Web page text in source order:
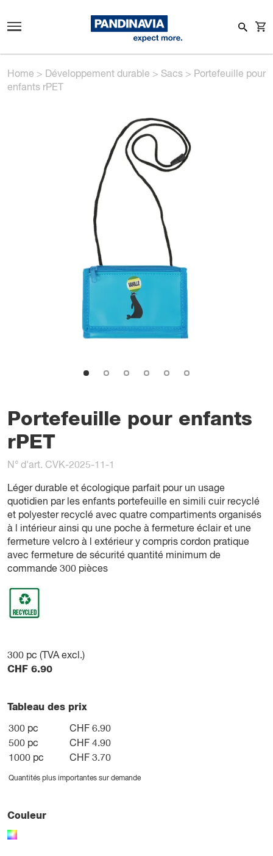
Home > Développement durable > Sacs > Portefeuille pour
enfants rPET
Portefeuille pour enfants
rPET
N° d'art. CVK-2025-11-1
Léger durable et écologique parfait pour un usage
quotidien par les enfants portefeuille en simili cuir recyclé
et polyester recyclé avec quatre compartiments organisés
à l intérieur ainsi qu une poche à fermeture éclair et une
fermeture velcro à l extérieur y compris cordon pratique
avec fermeture de sécurité quantité minimum de
commande 300 pièces
300 pc (TVA excl.)
CHF 6.90
Tableau des prix
300 pc
CHF 6.90
500 pc
CHF 4.90
1000 pc
CHF 3.70
Quantités plus importantes sur demande
Couleur